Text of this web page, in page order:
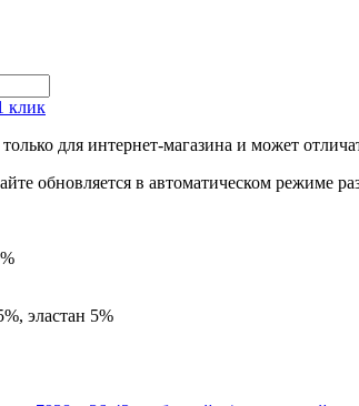
клик
для интернет-магазина и может
обновляется в автоматическом режиме
эластан 5%